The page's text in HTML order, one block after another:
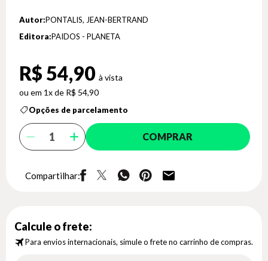
Autor:PONTALIS, JEAN-BERTRAND
Editora:PAIDOS - PLANETA
R$ 54,90
1x de R$ 54,90
Opções de parcelamento
COMPRAR
Compartilhar:
Calcule o frete:
Para envios internacionais, simule o frete no carrinho de compras.